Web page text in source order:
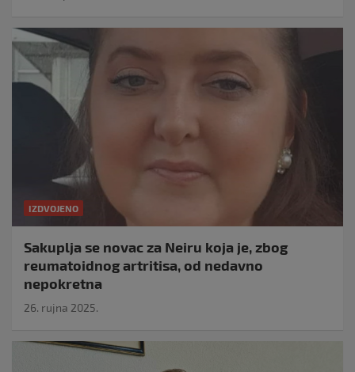
IZDVOJENO
Sakuplja se novac za Neiru koja je, zbog
reumatoidnog artritisa, od nedavno
nepokretna
26. rujna 2025.